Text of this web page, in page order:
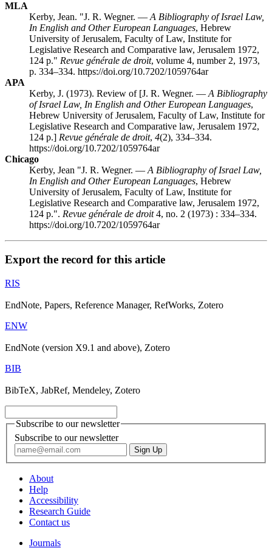
MLA
Kerby, Jean. "J. R. Wegner. —A Bibliography of Israel Law,
In English and Other European Languages, Hebrew
University of Jerusalem, Faculty of Law, Institute for
Legislative Research and Comparative law, Jerusalem 1972,
124 p." Revue générale de droit, volume 4, number 2, 1973,
p. 334–334. https://doi.org/10.7202/1059764ar
APA
Kerby, J. (1973). Review of [J. R. Wegner. —A Bibliography
of Israel Law, In English and Other European Languages,
Hebrew University of Jerusalem, Faculty of Law, Institute for
Legislative Research and Comparative law, Jerusalem 1972,
124 p.] Revue générale de droit, 4(2), 334–334.
https://doi.org/10.7202/1059764ar
Chicago
Kerby, Jean "J. R. Wegner. —A Bibliography of Israel Law,
In English and Other European Languages, Hebrew
University of Jerusalem, Faculty of Law, Institute for
Legislative Research and Comparative law, Jerusalem 1972,
124 p.". Revue générale de droit4, no. 2 (1973) : 334–334.
https://doi.org/10.7202/1059764ar
Export the record for this article
RIS
EndNote, Papers, Reference Manager, RefWorks, Zotero
ENW
EndNote (version X9.1 and above), Zotero
BIB
BibTeX, JabRef, Mendeley, Zotero
Subscribe to our newsletter
Subscribe to our newsletter
About
Help
Accessibility
Research Guide
Contact us
Journals